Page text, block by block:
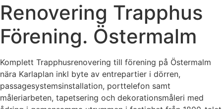
Renovering Trapphus
Förening. Östermalm
Komplett Trapphusrenovering till förening på Östermalm
nära Karlaplan inkl byte av entrepartier i dörren,
passagesystemsinstallation, porttelefon samt
måleriarbeten, tapetsering och dekorationsmåleri med